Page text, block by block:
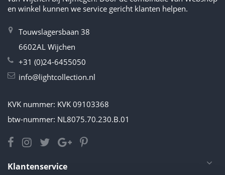
en winkel kunnen we service gericht klanten helpen.
Touwslagersbaan 38
6602AL Wijchen
+31 (0)24-6455050
info@lightcollection.nl
KVK nummer: KVK 09103368
btw-nummer: NL8075.70.230.B.01
Klantenservice